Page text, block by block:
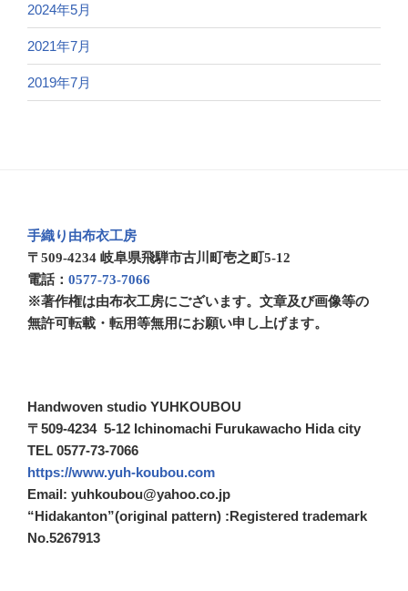
2024年5月
2021年7月
2019年7月
手織り由布衣工房
〒509-4234 岐阜県飛騨市古川町壱之町5-12
電話： 0577-73-7066
※著作権は由布衣工房にございます。文章及び画像等の
無許可転載・転用等無用にお願い申し上げます。
Handwoven studio YUHKOUBOU
〒509-4234 5-12 Ichinomachi Furukawacho Hida city
TEL 0577-73-7066
https://www.yuh-koubou.com
Email: yuhkoubou@yahoo.co.jp
“Hidakanton”(original pattern) :Registered trademark
No.5267913